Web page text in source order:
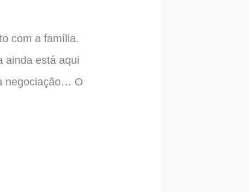
com a família.
ainda está aqui
negociação… O